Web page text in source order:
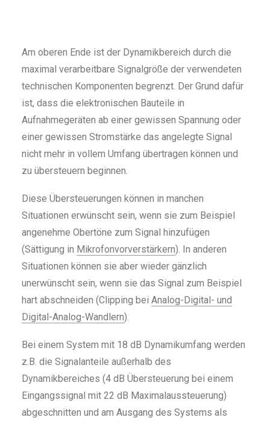
Am oberen Ende ist der Dynamikbereich durch die
maximal verarbeitbare Signalgröße der verwendeten
technischen Komponenten begrenzt. Der Grund dafür
ist, dass die elektronischen Bauteile in
Aufnahmegeräten ab einer gewissen Spannung oder
einer gewissen Stromstärke das angelegte Signal
nicht mehr in vollem Umfang übertragen können und
zu übersteuern beginnen.
Diese Übersteuerungen können in manchen
Situationen erwünscht sein, wenn sie zum Beispiel
angenehme Obertöne zum Signal hinzufügen
(Sättigung in Mikrofonvorverstärkern). In anderen
Situationen können sie aber wieder gänzlich
unerwünscht sein, wenn sie das Signal zum Beispiel
hart abschneiden (Clipping bei Analog-Digital- und
Digital-Analog-Wandlern).
Bei einem System mit 18 dB Dynamikumfang werden
z.B. die Signalanteile außerhalb des
Dynamikbereiches (4 dB Übersteuerung bei einem
Eingangssignal mit 22 dB Maximalaussteuerung)
abgeschnitten und am Ausgang des Systems als